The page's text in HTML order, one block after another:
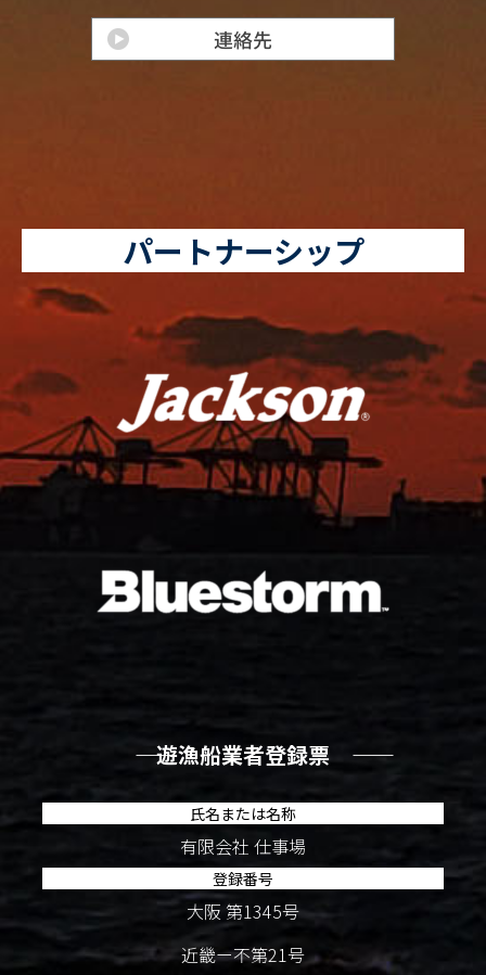
パートナーシップ
―― 遊漁船業者登録票 ――
氏名または名称
有限会社 仕事場
登録番号
大阪 第1345号
近畿ー不第21号